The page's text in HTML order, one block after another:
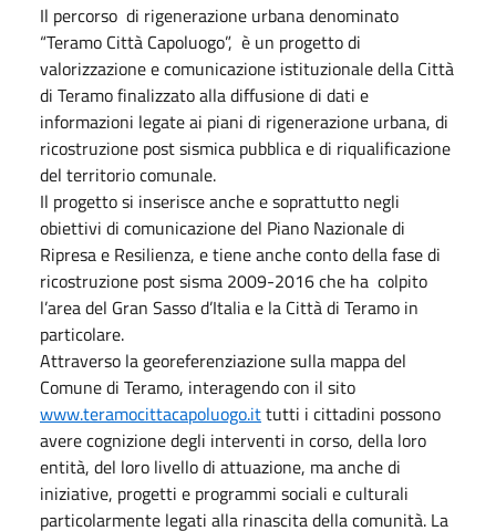
Il percorso di rigenerazione urbana denominato
“Teramo Città Capoluogo”, è un progetto di
valorizzazione e comunicazione istituzionale della Città
di Teramo finalizzato alla diffusione di dati e
informazioni legate ai piani di rigenerazione urbana, di
ricostruzione post sismica pubblica e di riqualificazione
del territorio comunale.
Il progetto si inserisce anche e soprattutto negli
obiettivi di comunicazione del Piano Nazionale di
Ripresa e Resilienza, e tiene anche conto della fase di
ricostruzione post sisma 2009-2016 che ha colpito
l’area del Gran Sasso d’Italia e la Città di Teramo in
particolare.
Attraverso la georeferenziazione sulla mappa del
Comune di Teramo, interagendo con il sito
www.teramocittacapoluogo.ittutti i cittadini possono
avere cognizione degli interventi in corso, della loro
entità, del loro livello di attuazione, ma anche di
iniziative, progetti e programmi sociali e culturali
particolarmente legati alla rinascita della comunità. La